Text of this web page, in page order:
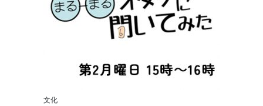
文化